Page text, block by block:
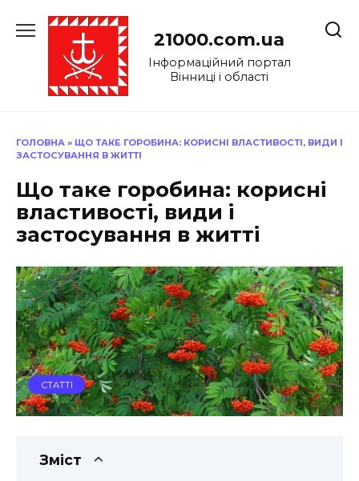
до
21000.com.ua
Інформаційний портал
Вінниці і області
ГОЛОВНА » ЩО ТАКЕ ГОРОБИНА: КОРИСНІ ВЛАСТИВОСТІ, ВИДИ І
ЗАСТОСУВАННЯ В ЖИТТІ
Що таке горобина: корисні
властивості, види і
застосування в житті
СТАТТІ
Зміст